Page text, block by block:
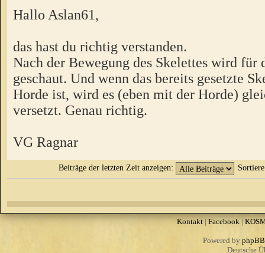
Hallo Aslan61,
das hast du richtig verstanden.
Nach der Bewegung des Skelettes wird für
geschaut. Und wenn das bereits gesetzte
Horde ist, wird es (eben mit der Horde)
versetzt. Genau richtig.
VG Ragnar
Beiträge der letzten Zeit anzeigen:
Kontakt|Facebook|
Powered by phpBB
Deutsche